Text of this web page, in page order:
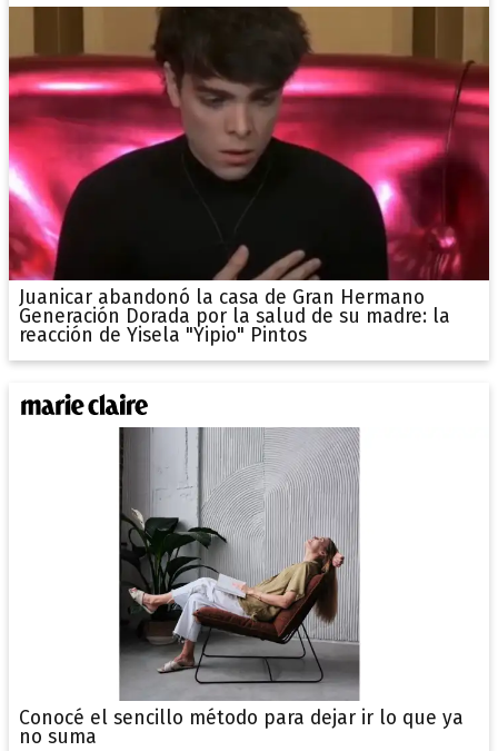
Juanicar abandonó la casa de Gran Hermano
Generación Dorada por la salud de su madre: la
reacción de Yisela "Yipio" Pintos
Conocé el sencillo método para dejar ir lo que ya
no suma